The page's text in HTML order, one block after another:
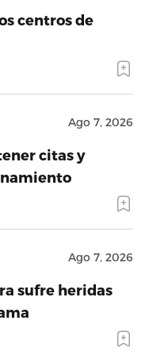
centros de
Ago 7, 2026
citas y
Ago 7, 2026
sufre heridas